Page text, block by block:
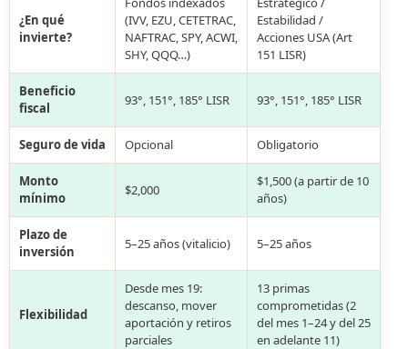
¿En qué
invierte?
(IVV, EZU, CETETRAC,
NAFTRAC, SPY, ACWI,
SHY, QQQ…)
Estabilidad /
Acciones USA (Art
151 LISR)
Beneficio
fiscal
93°, 151°, 185° LISR 93°, 151°, 185° LISR
Seguro de vida Opcional Obligatorio
Monto
mínimo
$2,000
$1,500 (a partir de 10
años)
Plazo de
inversión
5–25 años (vitalicio) 5–25 años
Flexibilidad
Desde mes 19:
descanso, mover
aportación y retiros
parciales
13 primas
comprometidas (2
del mes 1–24 y del 25
en adelante 11)